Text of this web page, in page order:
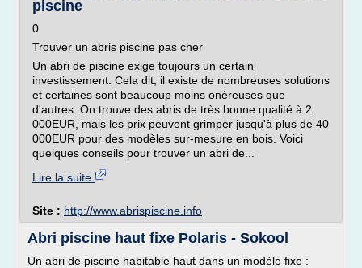
piscine
0
Trouver un abris piscine pas cher
Un abri de piscine exige toujours un certain
investissement. Cela dit, il existe de nombreuses solutions
et certaines sont beaucoup moins onéreuses que
d'autres. On trouve des abris de très bonne qualité à 2
000EUR, mais les prix peuvent grimper jusqu'à plus de 40
000EUR pour des modèles sur-mesure en bois. Voici
quelques conseils pour trouver un abri de...
Lire la suite
Site : http://www.abrispiscine.info
Abri piscine haut fixe Polaris - Sokool
Un abri de piscine habitable haut dans un modèle fixe :